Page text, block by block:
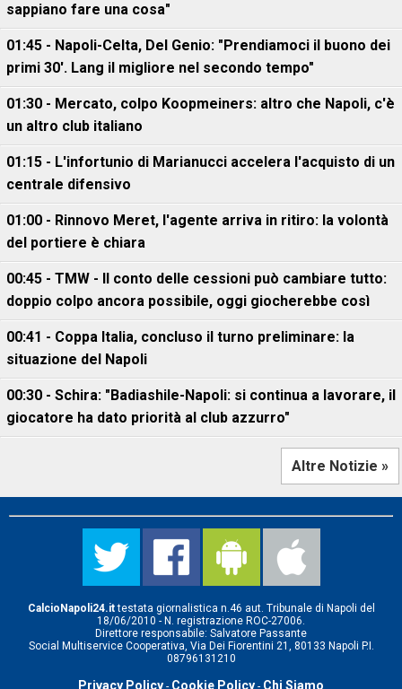
sappiano fare una cosa"
01:45 - Napoli-Celta, Del Genio: "Prendiamoci il buono dei
primi 30'. Lang il migliore nel secondo tempo"
01:30 - Mercato, colpo Koopmeiners: altro che Napoli, c'è
un altro club italiano
01:15 - L'infortunio di Marianucci accelera l'acquisto di un
centrale difensivo
01:00 - Rinnovo Meret, l'agente arriva in ritiro: la volontà
del portiere è chiara
00:45 - TMW - Il conto delle cessioni può cambiare tutto:
doppio colpo ancora possibile, oggi giocherebbe così
00:41 - Coppa Italia, concluso il turno preliminare: la
situazione del Napoli
00:30 - Schira: "Badiashile-Napoli: si continua a lavorare, il
giocatore ha dato priorità al club azzurro"
Altre Notizie »
CalcioNapoli24.ittestata giornalistica n.46 aut. Tribunale di Napoli del
18/06/2010 - N. registrazione ROC-27006.
Direttore responsabile: Salvatore Passante
Social Multiservice Cooperativa, Via Dei Fiorentini 21, 80133 Napoli P.I.
08796131210
Privacy Policy - Cookie Policy - Chi Siamo